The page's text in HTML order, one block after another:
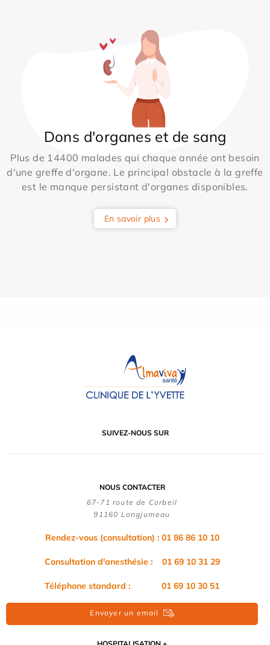
Dons d'organes et de sang
Plus de 14400 malades qui chaque année ont besoin
d'une greffe d'organe. Le principal obstacle à la greffe
est le manque persistant d'organes disponibles.
En savoir plus
SUIVEZ-NOUS SUR
NOUS CONTACTER
67-71 route de Corbeil
91160 Longjumeau
Rendez-vous (consultation) : 01 86 86 10 10
Consultation d'anesthésie : 01 69 10 31 29
Téléphone standard : 01 69 10 30 51
Envoyer un email